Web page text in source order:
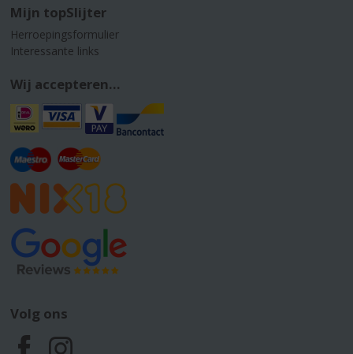
Mijn topSlijter
Herroepingsformulier
Interessante links
Wij accepteren...
Volg ons